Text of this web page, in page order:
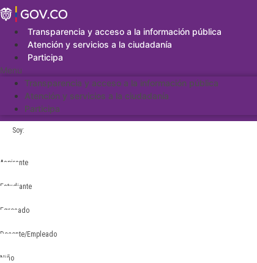
Saltar
al
contenidoTransparencia y acceso a la información pública
Atención y servicios a la ciudadanía
Participa
Menu
Transparencia y acceso a la información pública
Atención y servicios a la ciudadanía
Participa
Soy:
Aspirante
Estudiante
Egresado
Docente/Empleado
Niño